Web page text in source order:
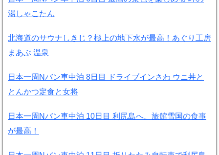
湯しゃこたん
北海道のサウナしきじ？極上の地下水が最高！あぐり工房
まあぶ 温泉
日本一周Nバン車中泊 8日目 ドライブインさわ ウニ丼と
とんかつ定食と女将
日本一周Nバン車中泊 10日目 利尻島へ。旅館雪国の食事
が最高！